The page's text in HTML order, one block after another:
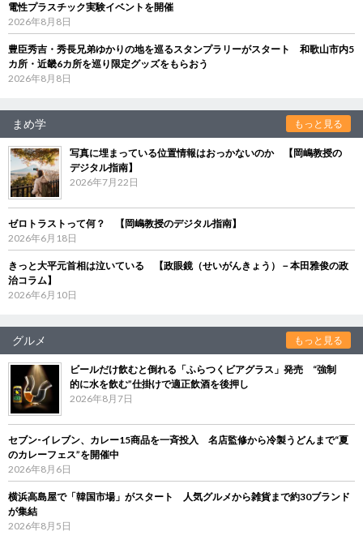
電性プラスチック実験イベントを開催
2026年8月8日
豊臣秀吉・秀長兄弟ゆかりの地を巡るスタンプラリーがスタート 和歌山市内5
カ所・近畿6カ所を巡り限定グッズをもらおう
2026年8月8日
まめ学 もっと見る
写真に埋まっている位置情報はおっかないのか 【岡嶋教授の
デジタル指南】
2026年7月22日
ゼロトラストって何？ 【岡嶋教授のデジタル指南】
2026年6月18日
きっと大平元首相は泣いている 【政眼鏡（せいがんきょう）－本田雅俊の政
治コラム】
2026年6月10日
グルメ もっと見る
ビールだけ飲むと倒れる「ふらつくビアグラス」発売 “強制
的に水を飲む”仕掛けで適正飲酒を後押し
2026年8月7日
セブン‐イレブン、カレー15商品を一斉投入 名店監修から冷製うどんまで“夏
のカレーフェス”を開催中
2026年8月6日
横浜高島屋で「韓国市場」がスタート 人気グルメから雑貨まで約30ブランド
が集結
2026年8月5日